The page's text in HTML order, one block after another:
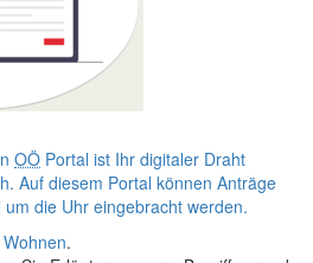
OÖ Portal ist Ihr digitaler Draht
Auf diesem Portal können Anträge
um die Uhr eingebracht werden.
.